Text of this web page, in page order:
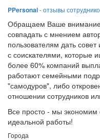
PPersonal- отзывы
Обращаем Ваше
совпадать с мнением
пользователям дать
с соискателями, которые
более 60% компаний
работают семейными
"самодуров", либо
отношении сотрудников
Все просто - мы
идеальной работы!
Города